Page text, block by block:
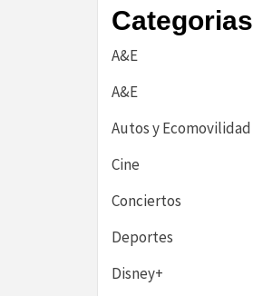
Categorias
A&E
A&E
Autos y Ecomovilidad
Cine
Conciertos
Deportes
Disney+